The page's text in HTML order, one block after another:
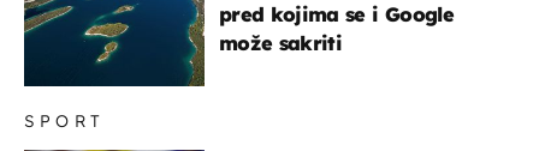
SPORT
pred kojima se i Google
može sakriti